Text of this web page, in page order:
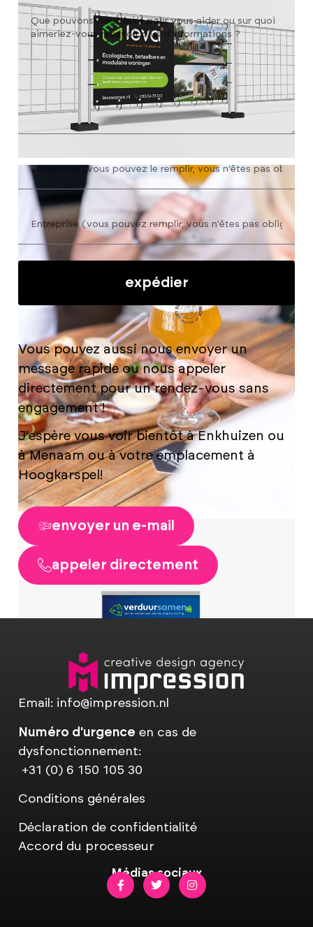
expédier
Vous pouvez aussi nous envoyer un
message rapide ou nous appeler
directement pour un rendez-vous sans
engagement !
J'espère vous voir bientôt à Enkhuizen ou
à Menaam ou à votre emplacement à
Hoogkarspel!
envoyer un e-mail
appeler directement
Email: info@impression.nl
Numéro d'urgence en cas de
dysfonctionnement:
+31 (0) 6 150 105 30
Conditions générales
Déclaration de confidentialité
Accord du processeur
Médias sociaux